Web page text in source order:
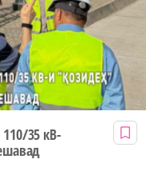
35 кВ-